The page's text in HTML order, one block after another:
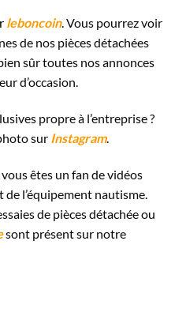
leboncoin. Vous pourrez voir
de nos pièces détachées
sûr toutes nos annonces
d’occasion.
propre à l’entreprise ?
sur Instagram.
êtes un fan de vidéos
l’équipement nautisme.
de pièces détachée ou
sont présent sur notre